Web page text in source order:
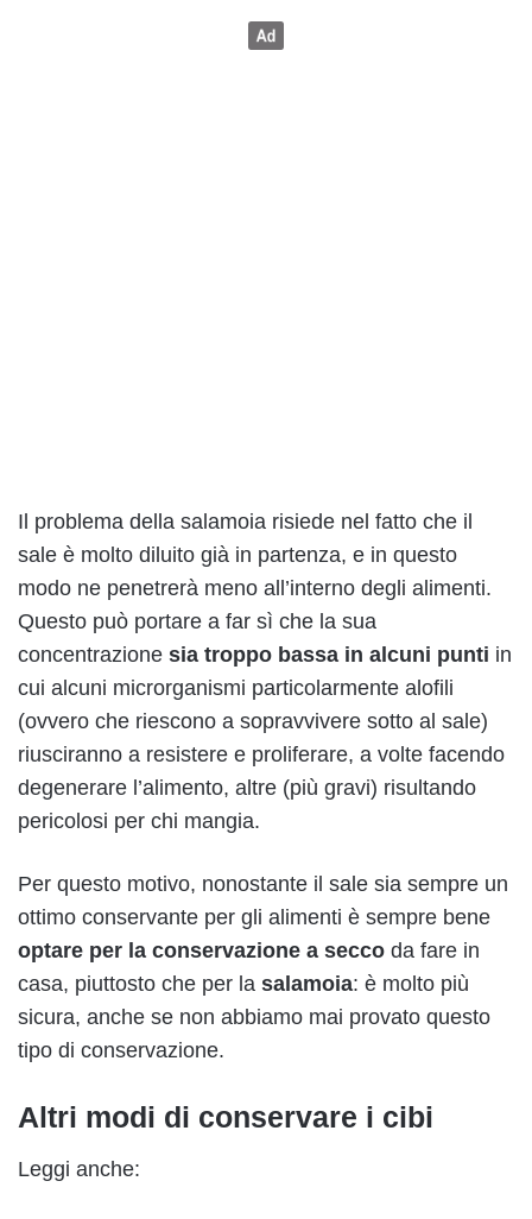
Il problema della salamoia risiede nel fatto che il
sale è molto diluito già in partenza, e in questo
modo ne penetrerà meno all’interno degli alimenti.
Questo può portare a far sì che la sua
concentrazione sia troppo bassa in alcuni punti in
cui alcuni microrganismi particolarmente alofili
(ovvero che riescono a sopravvivere sotto al sale)
riusciranno a resistere e proliferare, a volte facendo
degenerare l’alimento, altre (più gravi) risultando
pericolosi per chi mangia.
Per questo motivo, nonostante il sale sia sempre un
ottimo conservante per gli alimenti è sempre bene
optare per la conservazione a secco da fare in
casa, piuttosto che per la salamoia: è molto più
sicura, anche se non abbiamo mai provato questo
tipo di conservazione.
Altri modi di conservare i cibi
Leggi anche: